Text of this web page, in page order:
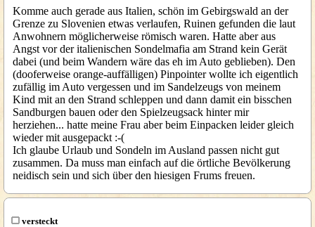
Komme auch gerade aus Italien, schön im Gebirgswald an der
Grenze zu Slovenien etwas verlaufen, Ruinen gefunden die laut
Anwohnern möglicherweise römisch waren. Hatte aber aus
Angst vor der italienischen Sondelmafia am Strand kein Gerät
dabei (und beim Wandern wäre das eh im Auto geblieben). Den
(dooferweise orange-auffälligen) Pinpointer wollte ich eigentlich
zufällig im Auto vergessen und im Sandelzeugs von meinem
Kind mit an den Strand schleppen und dann damit ein bisschen
Sandburgen bauen oder den Spielzeugsack hinter mir
herziehen... hatte meine Frau aber beim Einpacken leider gleich
wieder mit ausgepackt :-(
Ich glaube Urlaub und Sondeln im Ausland passen nicht gut
zusammen. Da muss man einfach auf die örtliche Bevölkerung
neidisch sein und sich über den hiesigen Frums freuen.
versteckt